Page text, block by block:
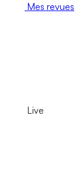
Mes revues
Live